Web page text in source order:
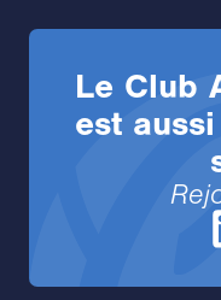
Le Club
est